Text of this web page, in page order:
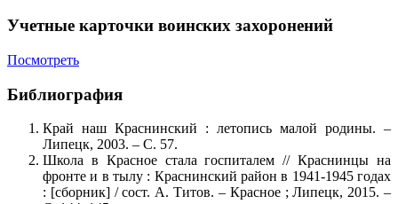
Учетные карточки воинских захоронений
Посмотреть
Библиография
Край наш Краснинский : летопись малой родины. –
Липецк, 2003. – С. 57.
Школа в Красное стала госпиталем // Краснинцы на
фронте и в тылу : Краснинский район в 1941-1945 годах
: [сборник] / сост. А. Титов. – Красное ; Липецк, 2015. –